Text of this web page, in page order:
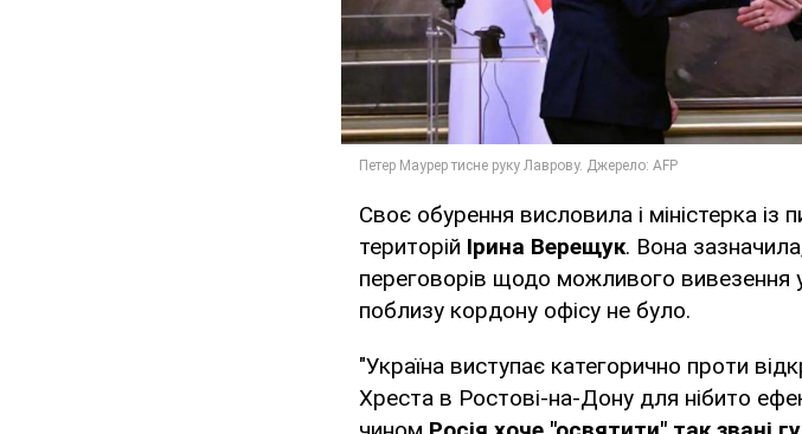
Своє обурення висловила і міністерка із
територій Ірина Верещук. Вона
переговорів щодо можливого вивезення
поблизу кордону офісу не було.
"Україна виступає категорично проти
Хреста в Ростові-на-Дону для нібито